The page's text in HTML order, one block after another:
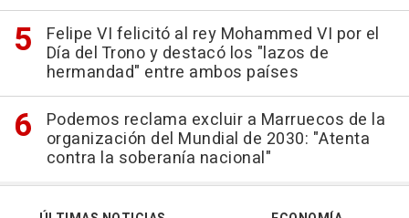
Felipe VI felicitó al rey Mohammed VI por el
Día del Trono y destacó los "lazos de
hermandad" entre ambos países
Podemos reclama excluir a Marruecos de la
organización del Mundial de 2030: "Atenta
contra la soberanía nacional"